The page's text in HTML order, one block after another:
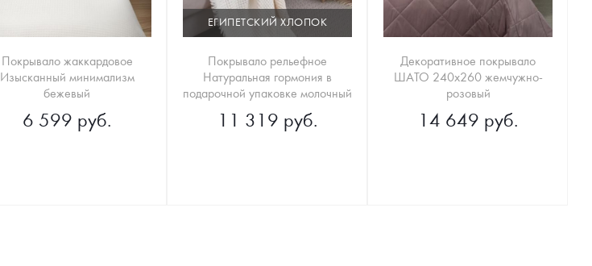
Покрывало жаккардовое
Изысканный минимализм
бежевый
6 599 руб.
ЕГИПЕТСКИЙ ХЛОПОК
Покрывало рельефное
Натуральная гормония в
подарочной упаковке молочный
11 319 руб.
Декоративное покрывало
ШАТО 240х260 жемчужно-
розовый
14 649 руб.